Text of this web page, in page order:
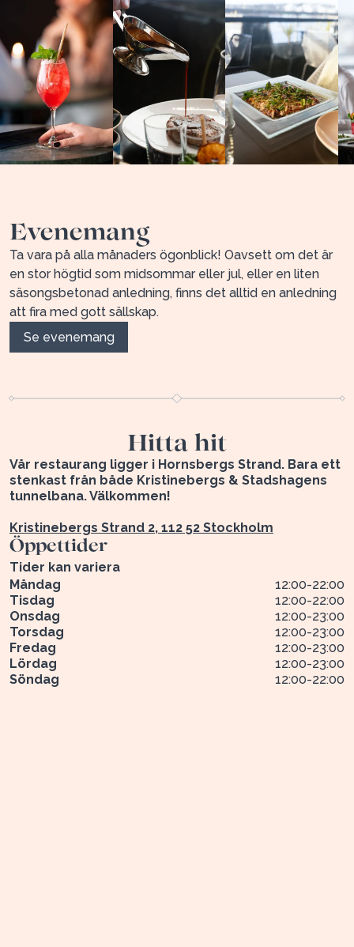
Evenemang
Ta vara på alla månaders ögonblick! Oavsett om det är
en stor högtid som midsommar eller jul, eller en liten
säsongsbetonad anledning, finns det alltid en anledning
att fira med gott sällskap.
Se evenemang
Hitta hit
Vår restaurang ligger i Hornsbergs Strand. Bara ett
stenkast från både Kristinebergs & Stadshagens
tunnelbana. Välkommen!
Kristinebergs Strand 2, 112 52 Stockholm
Öppettider
Tider kan variera
Måndag
12:00-22:00
Tisdag
12:00-22:00
Onsdag
12:00-23:00
Torsdag
12:00-23:00
Fredag
12:00-23:00
Lördag
12:00-23:00
Söndag
12:00-22:00